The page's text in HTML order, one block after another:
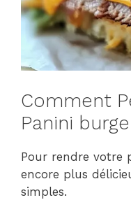
Comment
Panini
Pour rendre votre
encore plus
simples.